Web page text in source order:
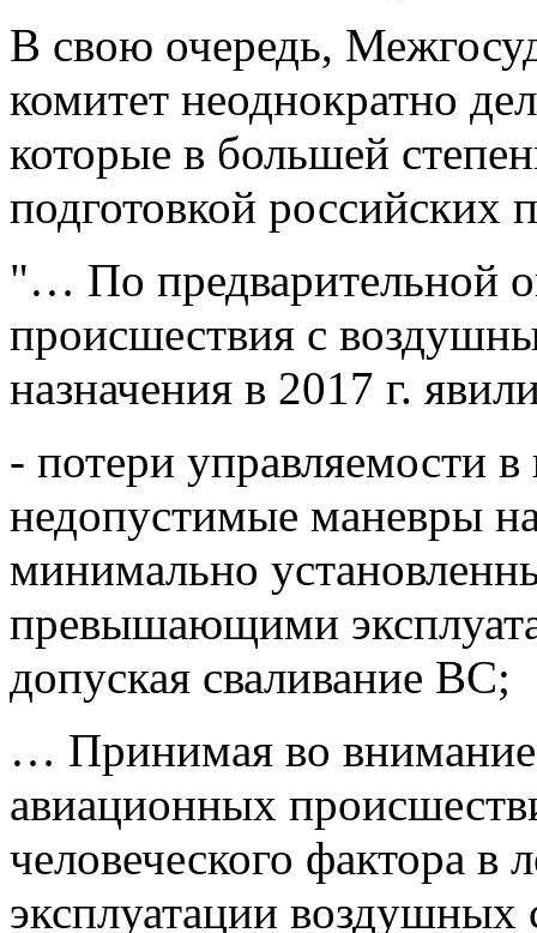
В свою очередь,
комитет неоднократно
которые в большей
подготовкой российских
"… По предварительной
происшествия с
назначения в 2017 г.
- потери управляемости
недопустимые маневры
минимально
превышающими
допуская сваливание ВС;
… Принимая во
авиационных
человеческого фактора в
эксплуатации воздушных